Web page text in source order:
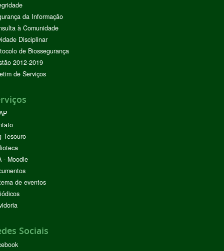
da Informação
à Comunidade
Disciplinar
de Biossegurança
2012-2019
de Serviços
Tesouro
- Moodle
de eventos
Sociais